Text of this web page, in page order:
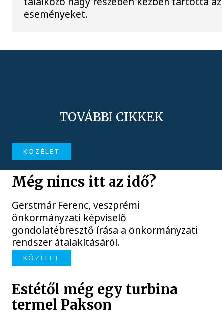
eseményeket.
TOVÁBBI CIKKEK
KÖZÉLET
Még nincs itt az idő?
Gerstmár Ferenc, veszprémi
önkormányzati képviselő
gondolatébresztő írása a önkormányzati
rendszer átalakításáról.
KÖZÉLET
Estétől még egy turbina
termel Pakson